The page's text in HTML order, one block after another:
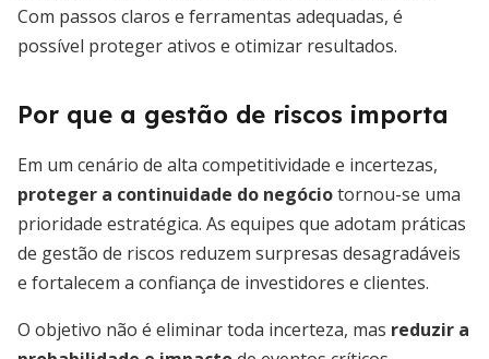
Com passos claros e ferramentas adequadas, é
possível proteger ativos e otimizar resultados.
Por que a gestão de riscos importa
Em um cenário de alta competitividade e incertezas,
proteger a continuidade do negóciotornou-se uma
prioridade estratégica. As equipes que adotam práticas
de gestão de riscos reduzem surpresas desagradáveis
e fortalecem a confiança de investidores e clientes.
O objetivo não é eliminar toda incerteza, mas reduzir a